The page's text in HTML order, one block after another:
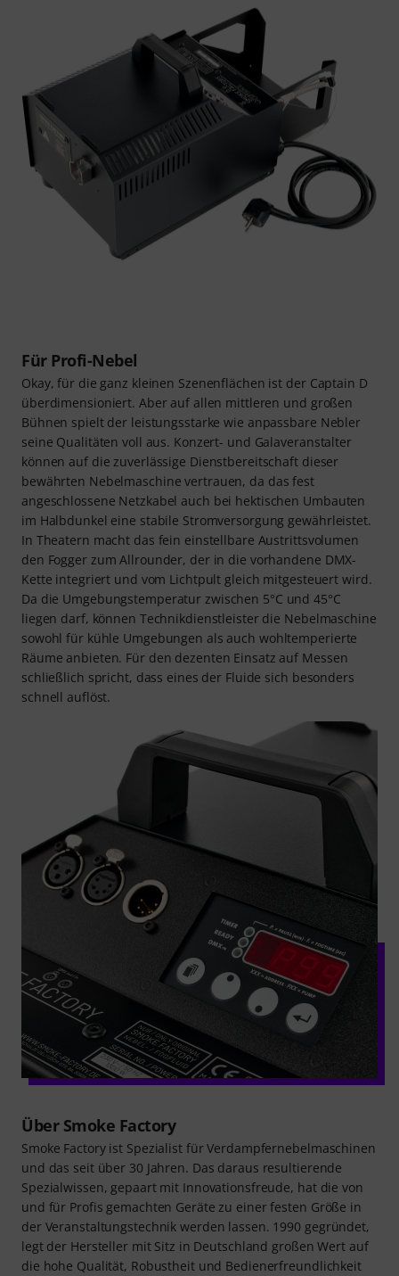
Für Profi-Nebel
Okay, für die ganz kleinen Szenenflächen ist der Captain D
überdimensioniert. Aber auf allen mittleren und großen
Bühnen spielt der leistungsstarke wie anpassbare Nebler
seine Qualitäten voll aus. Konzert- und Galaveranstalter
können auf die zuverlässige Dienstbereitschaft dieser
bewährten Nebelmaschine vertrauen, da das fest
angeschlossene Netzkabel auch bei hektischen Umbauten
im Halbdunkel eine stabile Stromversorgung gewährleistet.
In Theatern macht das fein einstellbare Austrittsvolumen
den Fogger zum Allrounder, der in die vorhandene DMX-
Kette integriert und vom Lichtpult gleich mitgesteuert wird.
Da die Umgebungstemperatur zwischen 5°C und 45°C
liegen darf, können Technikdienstleister die Nebelmaschine
sowohl für kühle Umgebungen als auch wohltemperierte
Räume anbieten. Für den dezenten Einsatz auf Messen
schließlich spricht, dass eines der Fluide sich besonders
schnell auflöst.
Über Smoke Factory
Smoke Factory ist Spezialist für Verdampfernebelmaschinen
und das seit über 30 Jahren. Das daraus resultierende
Spezialwissen, gepaart mit Innovationsfreude, hat die von
und für Profis gemachten Geräte zu einer festen Größe in
der Veranstaltungstechnik werden lassen. 1990 gegründet,
legt der Hersteller mit Sitz in Deutschland großen Wert auf
die hohe Qualität, Robustheit und Bedienerfreundlichkeit